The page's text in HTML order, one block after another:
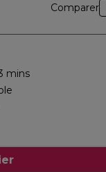
Comparer
mins